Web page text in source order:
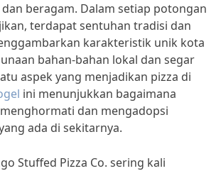
beragam. Dalam setiap potongan
terdapat sentuhan tradisi dan
karakteristik unik kota
bahan-bahan lokal dan segar
aspek yang menjadikan pizza di
ini menunjukkan bagaimana
dan mengadopsi
ada di sekitarnya.
Stuffed Pizza Co. sering kali